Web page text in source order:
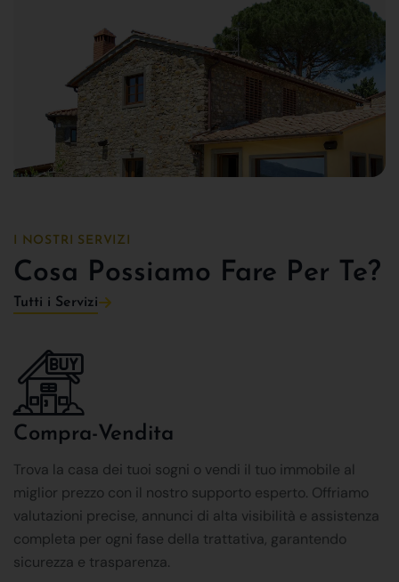
I NOSTRI SERVIZI
Cosa Possiamo Fare Per Te?
Tutti i Servizi
Compra-Vendita
Trova la casa dei tuoi sogni o vendi il tuo immobile al
miglior prezzo con il nostro supporto esperto. Offriamo
valutazioni precise, annunci di alta visibilità e assistenza
completa per ogni fase della trattativa, garantendo
sicurezza e trasparenza.